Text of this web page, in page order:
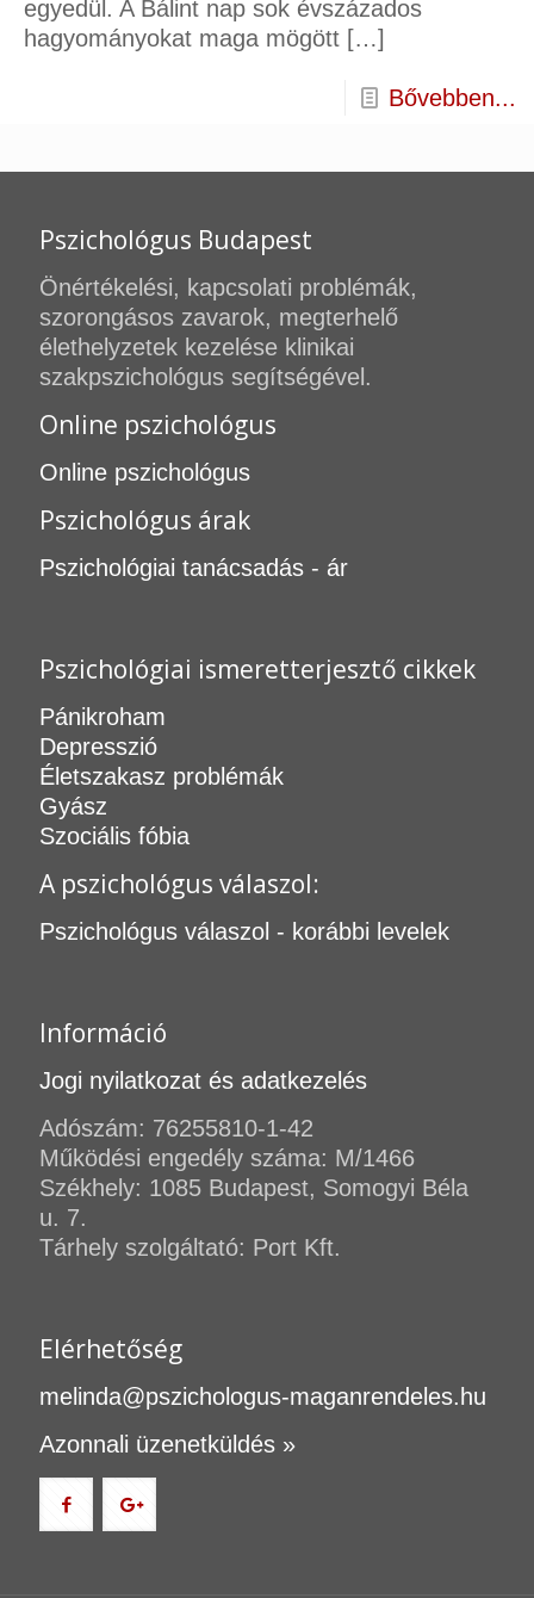
egyedül. A Bálint nap sok évszázados
hagyományokat maga mögött […]
Bővebben...
Pszichológus Budapest
Önértékelési, kapcsolati problémák,
szorongásos zavarok, megterhelő
élethelyzetek kezelése klinikai
szakpszichológus segítségével.
Online pszichológus
Online pszichológus
Pszichológus árak
Pszichológiai tanácsadás - ár
Pszichológiai ismeretterjesztő cikkek
Pánikroham
Depresszió
Életszakasz problémák
Gyász
Szociális fóbia
A pszichológus válaszol:
Pszichológus válaszol - korábbi levelek
Információ
Jogi nyilatkozat és adatkezelés
Adószám: 76255810-1-42
Működési engedély száma: M/1466
Székhely: 1085 Budapest, Somogyi Béla
u. 7.
Tárhely szolgáltató: Port Kft.
Elérhetőség
melinda@pszichologus-maganrendeles.hu
Azonnali üzenetküldés »